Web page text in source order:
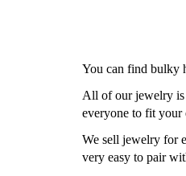
You can find bulky
All of our jewelry is
everyone to fit your
We sell jewelry for
very easy to pair